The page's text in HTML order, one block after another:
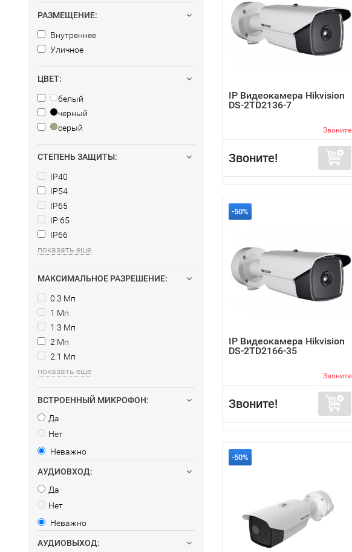
РАЗМЕЩЕНИЕ:
Внутреннее
Уличное
ЦВЕТ:
белый
черный
серый
СТЕПЕНЬ ЗАЩИТЫ:
IP40
IP54
IP65
IP 65
IP66
показать еще
МАКСИМАЛЬНОЕ РАЗРЕШЕНИЕ:
0.3 Мп
1 Мп
1.3 Мп
2 Мп
2.1 Мп
показать еще
ВСТРОЕННЫЙ МИКРОФОН:
Да
Нет
Неважно
АУДИОВХОД:
Да
Нет
Неважно
АУДИОВЫХОД:
IP Видеокамера Hikvision
DS-2TD2136-7
Звоните
Звоните!
-50%
IP Видеокамера Hikvision
DS-2TD2166-35
Звоните
Звоните!
-50%